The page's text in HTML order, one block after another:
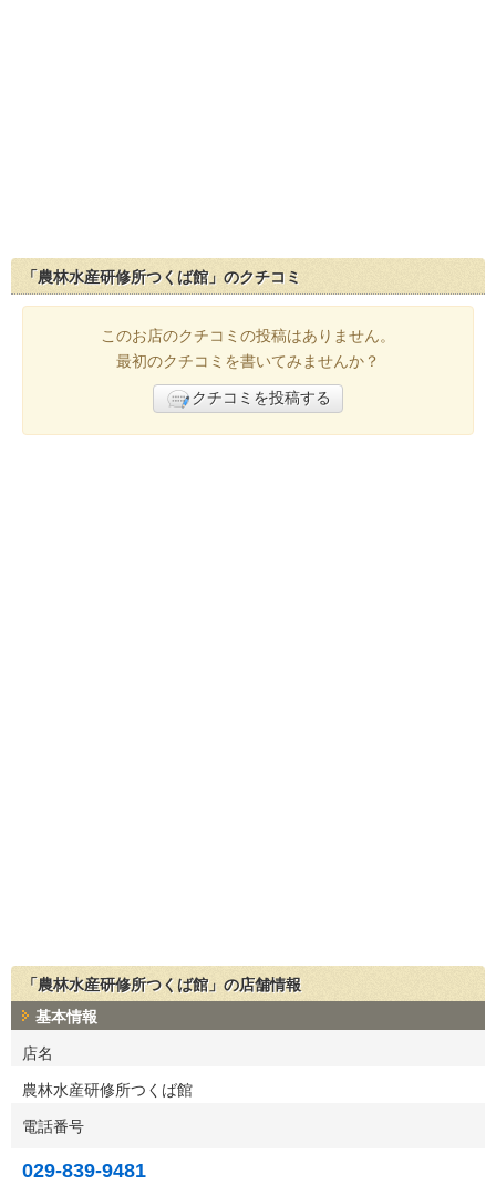
「農林水産研修所つくば館」のクチコミ
このお店のクチコミの投稿はありません。
最初のクチコミを書いてみませんか？
クチコミを投稿する
「農林水産研修所つくば館」の店舗情報
基本情報
店名
農林水産研修所つくば館
電話番号
029-839-9481